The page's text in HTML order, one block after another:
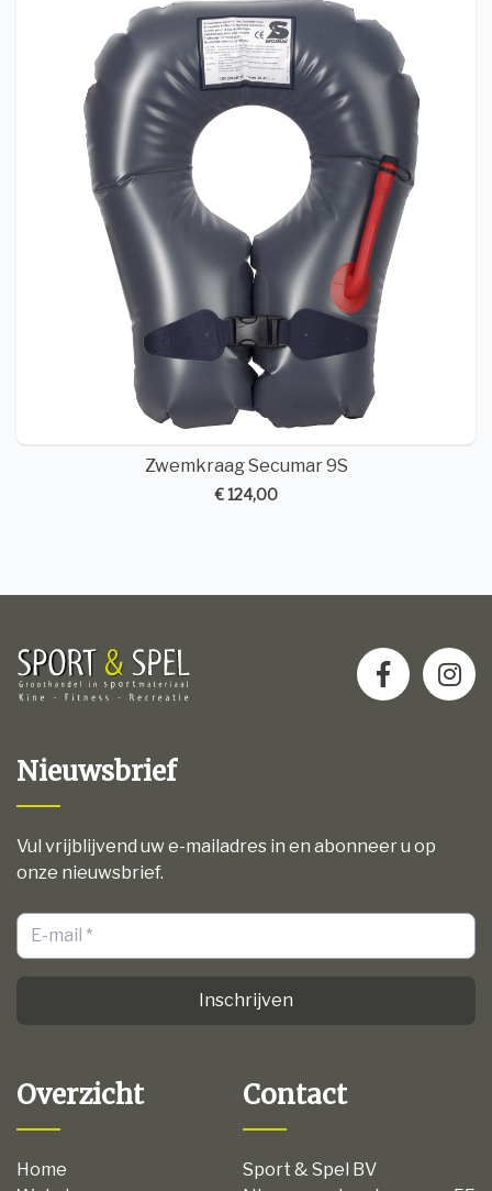
Zwemkraag Secumar 9S
€ 124,00
Nieuwsbrief
Vul vrijblijvend uw e-mailadres in en abonneer u op
onze nieuwsbrief.
Inschrijven
Overzicht
Home
Contact
Sport & Spel BV